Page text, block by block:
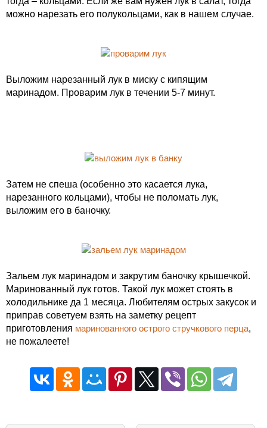
можно нарезать его полукольцами, как в нашем случае.
Выложим нарезанный лук в миску с кипящим
маринадом. Проварим лук в течении 5-7 минут.
Затем не спеша (особенно это касается лука,
нарезанного кольцами), чтобы не поломать лук,
выложим его в баночку.
Зальем лук маринадом и закрутим баночку крышечкой.
Маринованный лук готов. Такой лук может стоять в
холодильнике да 1 месяца. Любителям острых закусок и
приправ советуем взять на заметку рецепт
приготовления маринованного острого стручкового перца,
не пожалеете!